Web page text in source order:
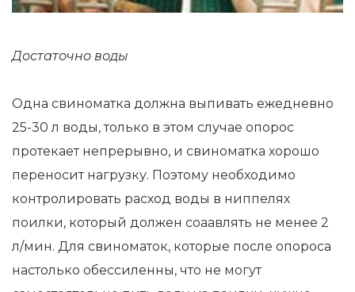
Достаточно воды
Одна свиноматка должна выпивать ежедневно
25-30 л воды, только в этом случае опорос
протекает непрерывно, и свиноматка хорошо
переносит нагрузку. Поэтому необходимо
контролировать расход воды в ниппелях
поилки, который должен соаавлять не менее 2
л/мин. Для свиноматок, которые после опороса
настолько обессиленны, что не могут